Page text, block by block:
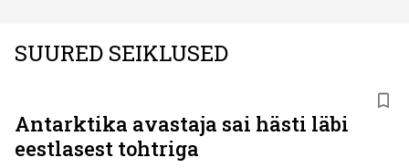
SUURED SEIKLUSED
Antarktika avastaja sai hästi läbi
eestlasest tohtriga